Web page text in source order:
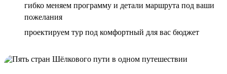
гибко меняем программу и детали маршрута под ваши
пожелания
проектируем тур под комфортный для вас бюджет